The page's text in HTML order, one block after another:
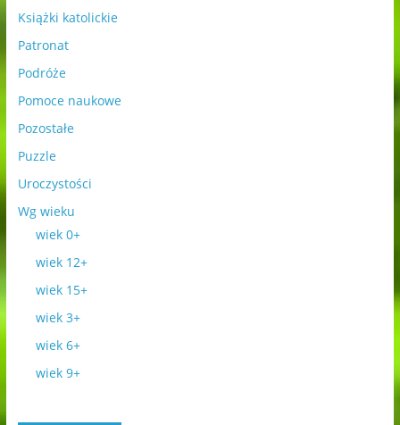
Książki katolickie
Patronat
Podróże
Pomoce naukowe
Pozostałe
Puzzle
Uroczystości
Wg wieku
wiek 0+
wiek 12+
wiek 15+
wiek 3+
wiek 6+
wiek 9+